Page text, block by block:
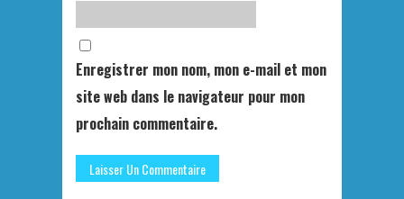
Enregistrer mon nom, mon e-mail et mon
site web dans le navigateur pour mon
prochain commentaire.